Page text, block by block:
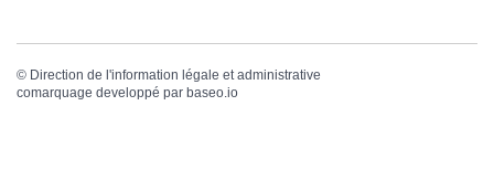
© Direction de l'information légale et administrative
comarquage developpé par baseo.io